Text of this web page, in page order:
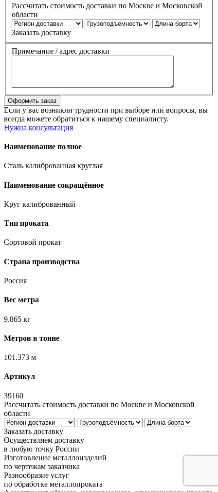
Рассчитать стоимость доставки по Москве и Московской
области
Заказать доставку
Примечание / адрес доставки
Если у вас возникли трудности при выборе или вопросы, вы
всегда можете обратиться к нашему специалисту.
Нужна консультация
Наименование полное
Сталь калиброванная круглая
Наименование сокращённое
Круг калиброванный
Тип проката
Сортовой прокат
Страна производства
Россия
Вес метра
9.865 кг
Метров в тонне
101.373 м
Артикул
39160
Рассчитать стоимость доставки по Москве и Московской
области
Заказать доставку
Осуществляем доставку
в любую точку России
Изготовление металлоизделий
по чертежам заказчика
Разнообразие услуг
по обработке металлопроката